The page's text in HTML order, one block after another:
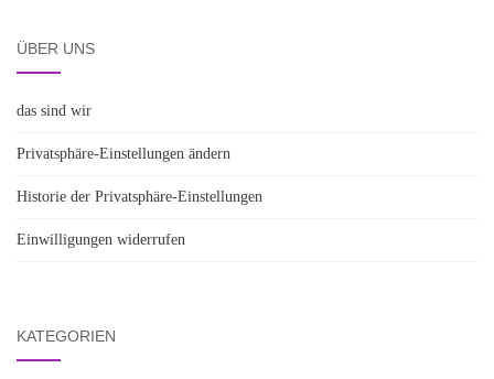
ÜBER UNS
das sind wir
Privatsphäre-Einstellungen ändern
Historie der Privatsphäre-Einstellungen
Einwilligungen widerrufen
KATEGORIEN